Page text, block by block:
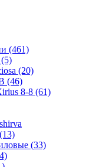
(461)
(20)
(46)
8-8 (61)
(33)